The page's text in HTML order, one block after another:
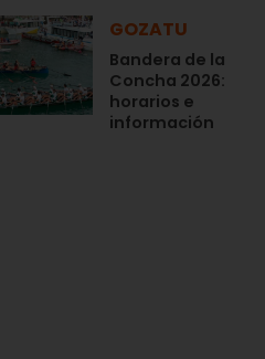
GOZATU
Bandera de la
Concha 2026:
horarios e
información